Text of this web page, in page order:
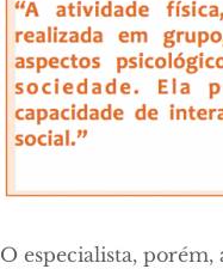
O especialista, porém,